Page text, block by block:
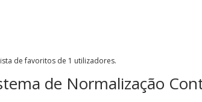
de favoritos de 1 utilizadores.
de Normalização